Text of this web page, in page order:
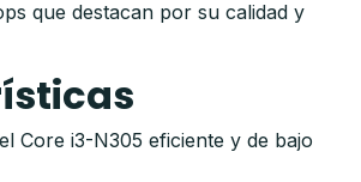
que destacan por su calidad y
Core i3-N305 eficiente y de bajo